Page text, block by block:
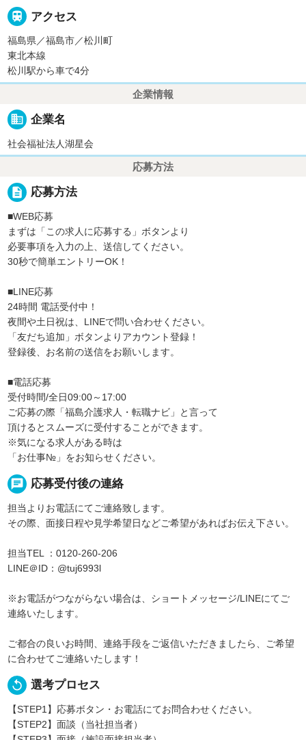
 アクセス
福島県／福島市／松川町
東北本線
松川駅から車で4分
企業情報
business 企業名
社会福祉法人湖星会
応募方法
description 応募方法
■WEB応募
まずは「この求人に応募する」ボタンより
必要事項を入力の上、送信してください。
30秒で簡単エントリーOK！
■LINE応募
24時間 電話受付中！
夜間や土日祝は、LINEで問い合わせください。
「友だち追加」ボタンよりアカウント登録！
登録後、お名前の送信をお願いします。
■電話応募
受付時間/全日09:00～17:00
ご応募の際「福島介護求人・転職ナビ」と言って
頂けるとスムーズに受付することができます。
※気になる求人がある時は
「お仕事№」をお知らせください。
chat 応募受付後の連絡
担当よりお電話にてご連絡致します。
その際、面接日程や見学希望日などご希望があればお伝え下さい。
担当TEL ：0120-260-206
LINE＠ID：@tuj6993l
※お電話がつながらない場合は、ショートメッセージ/LINEにてご
連絡いたします。
ご都合の良いお時間、連絡手段をご返信いただきましたら、ご希望
に合わせてご連絡いたします！
replay 選考プロセス
【STEP1】応募ボタン・お電話にてお問合わせください。
【STEP2】面談（当社担当者）